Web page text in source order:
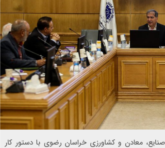
معادن و کشاورزی خراسان رضوی با دستور کار